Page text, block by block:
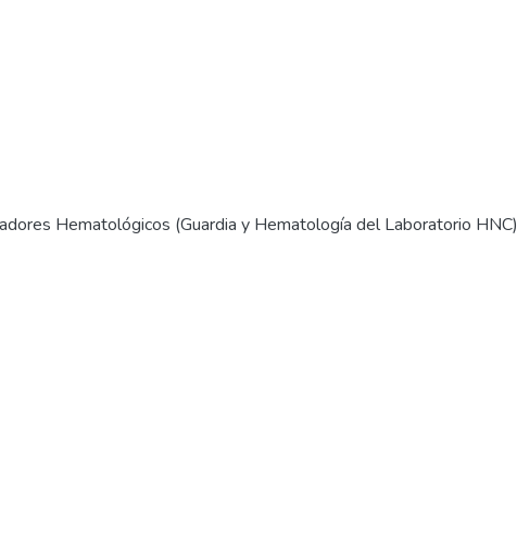
Hematológicos (Guardia y Hematología del Laboratorio HNC)